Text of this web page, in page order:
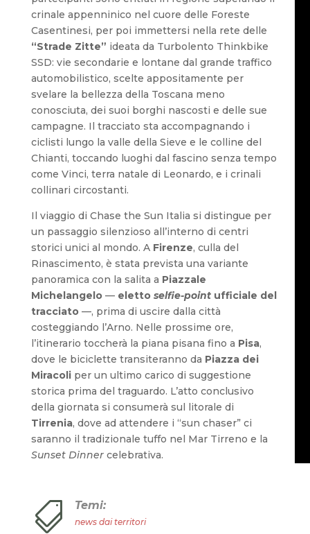
crinale appenninico nel cuore delle Foreste
Casentinesi, per poi immettersi nella rete delle
“Strade Zitte” ideata da Turbolento Thinkbike
SSD: vie secondarie e lontane dal grande traffico
automobilistico, scelte appositamente per
svelare la bellezza della Toscana meno
conosciuta, dei suoi borghi nascosti e delle sue
campagne. Il tracciato sta accompagnando i
ciclisti lungo la valle della Sieve e le colline del
Chianti, toccando luoghi dal fascino senza tempo
come Vinci, terra natale di Leonardo, e i crinali
collinari circostanti.
Il viaggio di Chase the Sun Italia si distingue per
un passaggio silenzioso all’interno di centri
storici unici al mondo. A Firenze, culla del
Rinascimento, è stata prevista una variante
panoramica con la salita a Piazzale
Michelangelo— eletto selfie-pointufficiale del
tracciato—, prima di uscire dalla città
costeggiando l’Arno. Nelle prossime ore,
l’itinerario toccherà la piana pisana fino a Pisa,
dove le biciclette transiteranno da Piazza dei
Miracoliper un ultimo carico di suggestione
storica prima del traguardo. L’atto conclusivo
della giornata si consumerà sul litorale di
Tirrenia, dove ad attendere i “sun chaser” ci
saranno il tradizionale tuffo nel Mar Tirreno e la
Sunset Dinnercelebrativa.
 Temi:
news dai territori